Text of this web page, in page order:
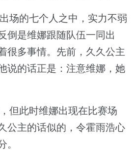
场的七个人之中，实力不弱
倒是维娜跟随队伍一同出
很多事情。先前，久久公主
说的话正是：注意维娜，她
但此时维娜出现在比赛场
公主的话似的，令霍雨浩心
。